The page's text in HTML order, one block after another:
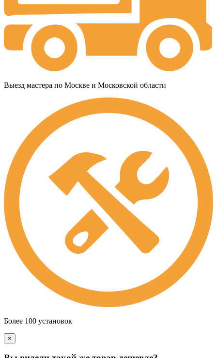
Выезд мастера по Москве и Московской области
Более 100 установок
×